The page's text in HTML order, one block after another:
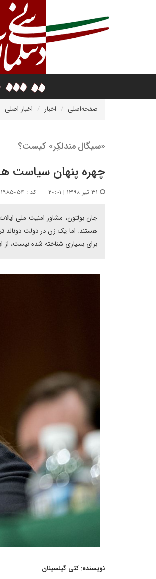
صفحه‌اصلی اخبار اخبار اصلی
«سیگال مندلکِر» کیست؟
چهره پنهان سیاست
کد : ۱۹۸۵۰۵۴
جان بولتون، مشاور امنیت ملی
هستند. اما یک زن در دولت دونالد
برای بسیاری شناخته شده نیست، از
نویسنده: کتی گیلسینان